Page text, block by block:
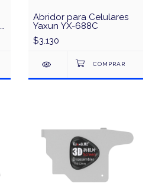
Abridor para Celulares
Yaxun YX-688C
$3.130